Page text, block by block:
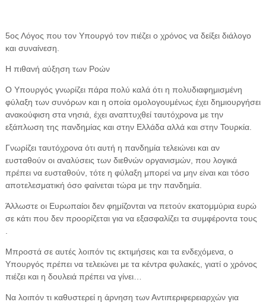
5ος Λόγος που τον Υπουργό τον πιέζει ο χρόνος να δείξει διάλογο
και συναίνεση.
Η πιθανή αύξηση των Ροών
Ο Υπουργός γνωρίζει πάρα πολύ καλά ότι η πολυδιαφημισμένη
φύλαξη των συνόρων και η οποία ομολογουμένως έχει δημιουργήσει
ανακούφιση στα νησιά, έχει αναπτυχθεί ταυτόχρονα με την
εξάπλωση της πανδημίας και στην Ελλάδα αλλά και στην Τουρκία.
Γνωρίζει ταυτόχρονα ότι αυτή η πανδημία τελειώνει και αν
ευσταθούν οι αναλύσεις των διεθνών οργανισμών, που λογικά
πρέπει να ευσταθούν, τότε η φύλαξη μπορεί να μην είναι και τόσο
αποτελεσματική όσο φαίνεται τώρα με την πανδημία.
Άλλωστε οι Ευρωπαίοι δεν φημίζονται να πετούν εκατομμύρια ευρώ
σε κάτι που δεν προορίζεται για να εξασφαλίζει τα συμφέροντα τους
Μπροστά σε αυτές λοιπόν τις εκτιμήσεις και τα ενδεχόμενα, ο
Υπουργός πρέπει να τελειώνει με τα κέντρα φυλακές, γιατί ο χρόνος
πιέζει και η δουλειά πρέπει να γίνει…
Να λοιπόν τι καθυστερεί η άρνηση των Αντιπεριφερειαρχών για